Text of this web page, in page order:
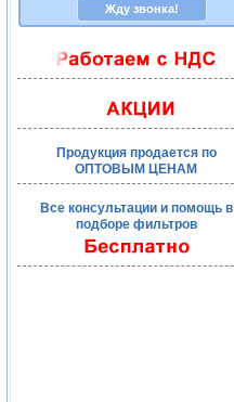
Продукция продается по
ОПТОВЫМ ЦЕНАМ
Все консультации и помощь в
подборе фильтров